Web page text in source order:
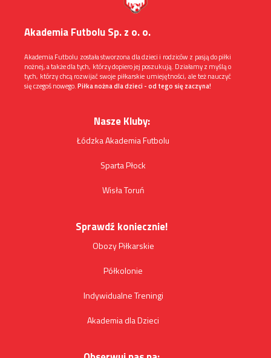
Akademia Futbolu Sp. z o. o.
Akademia Futbolu została stworzona dla dzieci i rodziców z pasją do piłki
nożnej, a także dla tych, którzy dopiero jej poszukują. Działamy z myślą o
tych, którzy chcą rozwijać swoje piłkarskie umiejętności, ale też nauczyć
się czegoś nowego.Piłka nożna dla dzieci - od tego się zaczyna!
Nasze Kluby:
Łódzka Akademia Futbolu
Sparta Płock
Wisła Toruń
Sprawdź koniecznie!
Obozy Piłkarskie
Półkolonie
Indywidualne Treningi
Akademia dla Dzieci